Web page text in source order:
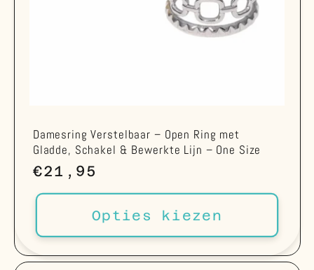
Damesring Verstelbaar – Open Ring met
Gladde, Schakel & Bewerkte Lijn – One Size
Normale
prijs
€21,95
Opties kiezen